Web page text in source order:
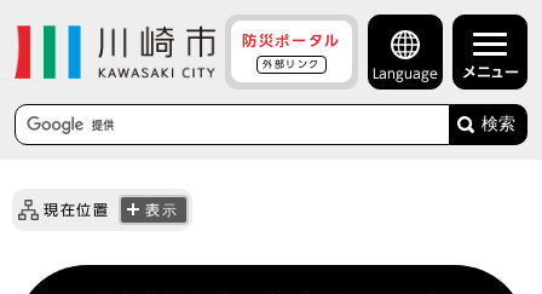
防災ポータル
外部リンク
Language メニュー
検索
現在位置 表示